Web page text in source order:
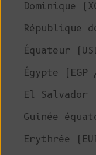
Dominique
République
Équateur
El Salvador
Guinée
Erythrée